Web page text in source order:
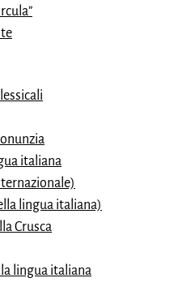
italiana
lingua italiana)
Crusca
lingua italiana